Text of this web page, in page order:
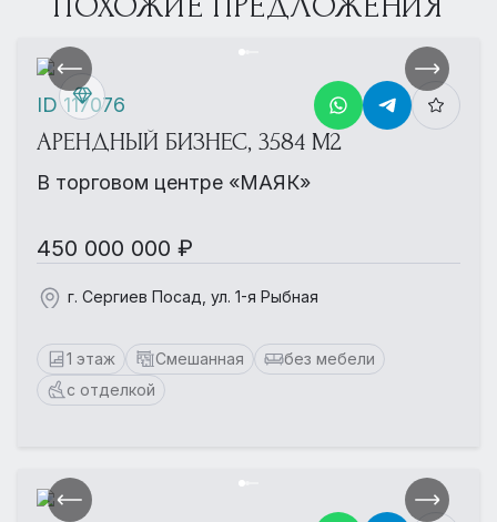
АРЕНДНЫЙ БИЗНЕС, 3584 М2
В торговом центре «МАЯК»
450 000 000 ₽
г. Сергиев Посад, ул. 1-я Рыбная
1 этаж Смешанная
без мебели
с отделкой
ID 117076